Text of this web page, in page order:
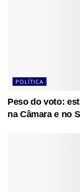
POLÍTICA
Peso do voto:
na Câmara e no